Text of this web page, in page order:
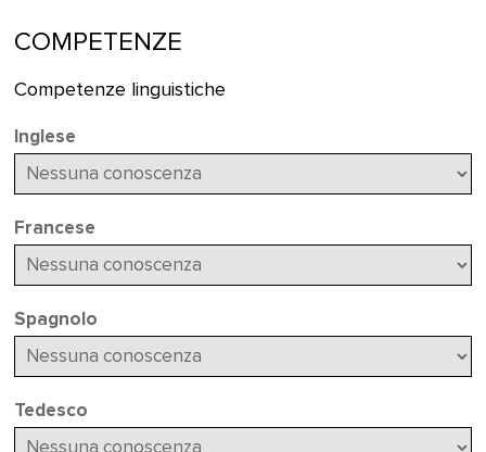
COMPETENZE
Competenze linguistiche
Inglese
Francese
Spagnolo
Tedesco